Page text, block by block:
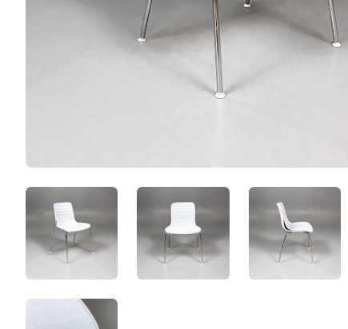
ac5p1PltogG6.jpeg px6q9B6QIfpN.jpeg
0mU2UT-JpM6G.jpeg